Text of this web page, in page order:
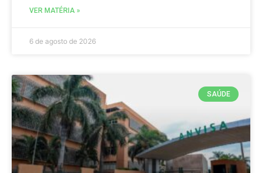
VER MATÉRIA »
6 de agosto de 2026
SAÚDE